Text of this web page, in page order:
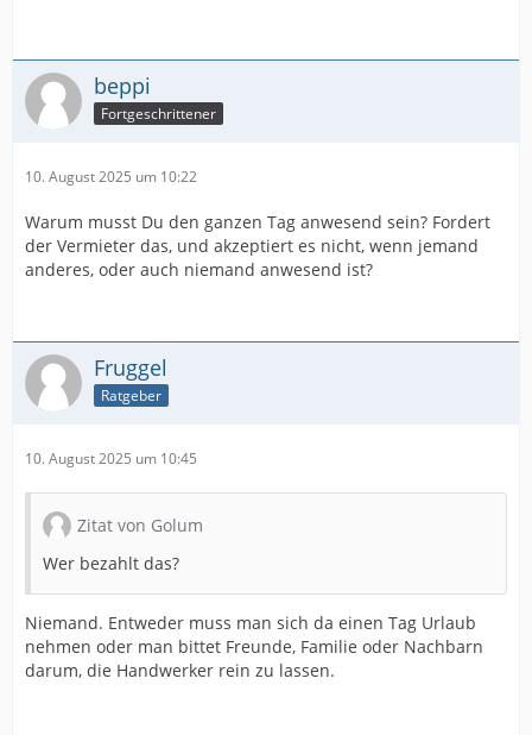
beppi
Fortgeschrittener
10. August 2025 um 10:22
Warum musst Du den ganzen Tag anwesend sein? Fordert
der Vermieter das, und akzeptiert es nicht, wenn jemand
anderes, oder auch niemand anwesend ist?
Fruggel
Ratgeber
10. August 2025 um 10:45
Zitat von Golum
Wer bezahlt das?
Niemand. Entweder muss man sich da einen Tag Urlaub
nehmen oder man bittet Freunde, Familie oder Nachbarn
darum, die Handwerker rein zu lassen.